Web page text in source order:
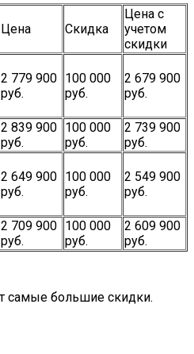
Цена Скидка
Цена с
учетом
скидки
2 779 900
руб.
100 000
руб.
2 679 900
руб.
2 839 900
руб.
100 000
руб.
2 739 900
руб.
2 649 900
руб.
100 000
руб.
2 549 900
руб.
2 709 900
руб.
100 000
руб.
2 609 900
руб.